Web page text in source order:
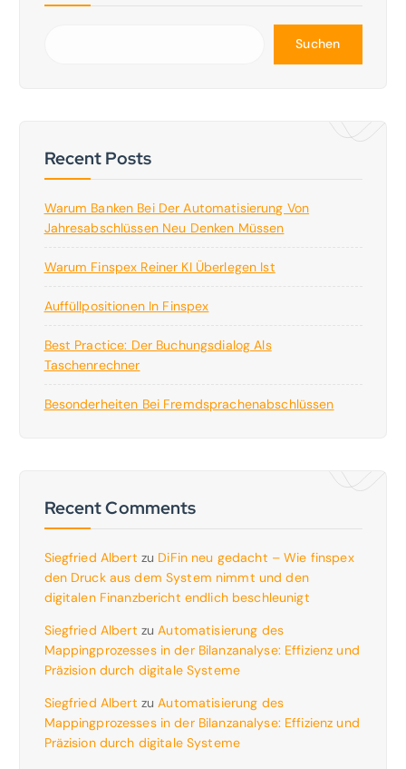
Suchen
Recent Posts
Warum Banken Bei Der Automatisierung Von
Jahresabschlüssen Neu Denken Müssen
Warum Finspex Reiner KI Überlegen Ist
Auffüllpositionen In Finspex
Best Practice: Der Buchungsdialog Als
Taschenrechner
Besonderheiten Bei Fremdsprachenabschlüssen
Recent Comments
Siegfried Albert zu DiFin neu gedacht – Wie finspex
den Druck aus dem System nimmt und den
digitalen Finanzbericht endlich beschleunigt
Siegfried Albert zuAutomatisierung des
Mappingprozesses in der Bilanzanalyse: Effizienz und
Präzision durch digitale Systeme
Siegfried Albert zuAutomatisierung des
Mappingprozesses in der Bilanzanalyse: Effizienz und
Präzision durch digitale Systeme